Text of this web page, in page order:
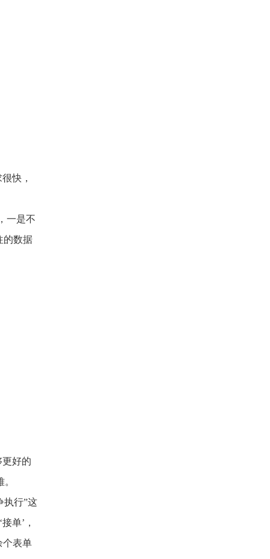
快，
一是不
的数据
好的
执行”这
单’，
个表单